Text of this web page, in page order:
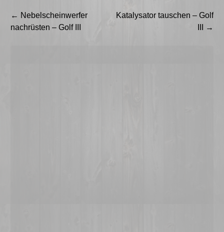
Beitragsnavigation
← Nebelscheinwerfer
nachrüsten – Golf III
Katalysator tauschen – Golf
→